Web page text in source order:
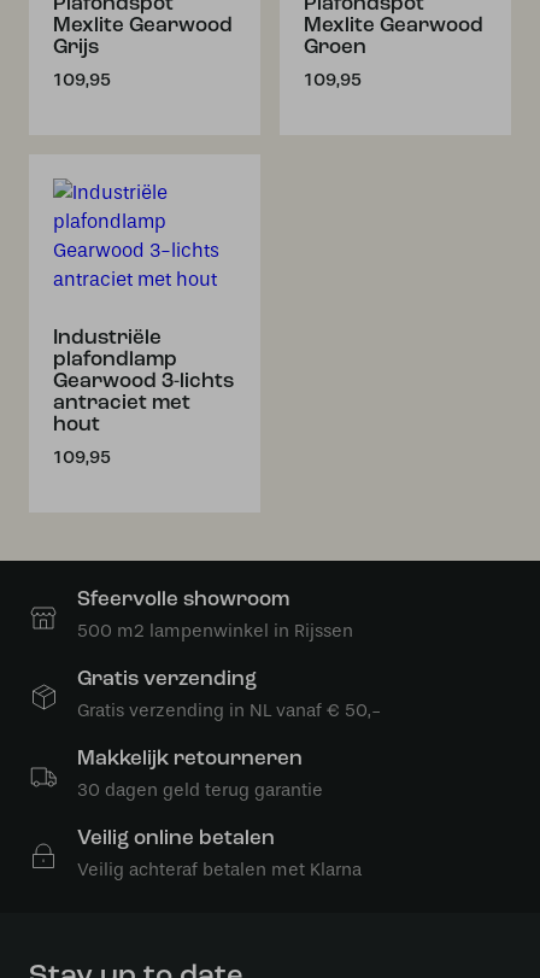
Plafondspot
Mexlite Gearwood
Grijs
109,95
Plafondspot
Mexlite Gearwood
Groen
109,95
Industriële
plafondlamp
Gearwood 3-lichts
antraciet met
hout
109,95
Sfeervolle showroom
500 m2 lampenwinkel in Rijssen
Gratis verzending
Gratis verzending in NL vanaf € 50,-
Makkelijk retourneren
30 dagen geld terug garantie
Veilig online betalen
Veilig achteraf betalen met Klarna